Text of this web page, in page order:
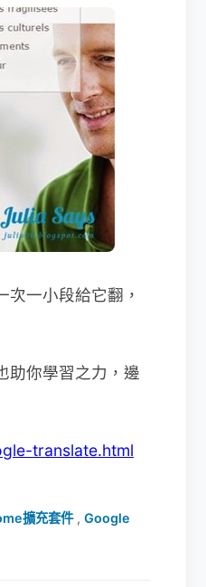
一小段給它翻，
助你學習之力，邊
translate.html
擴充套件, Google